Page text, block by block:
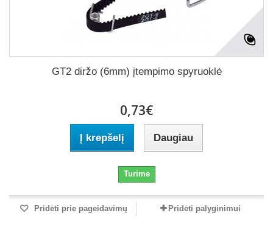
GT2 diržo (6mm) įtempimo spyruoklė
0,73€
Į krepšelį Daugiau
Turime
Pridėti prie pageidavimų Pridėti palyginimui